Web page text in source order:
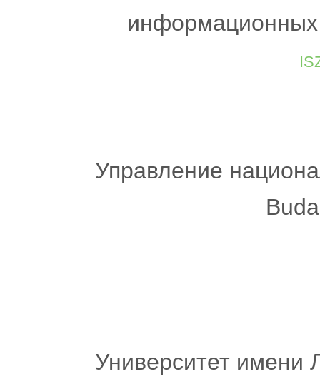
информационных
Управление
Университет имени